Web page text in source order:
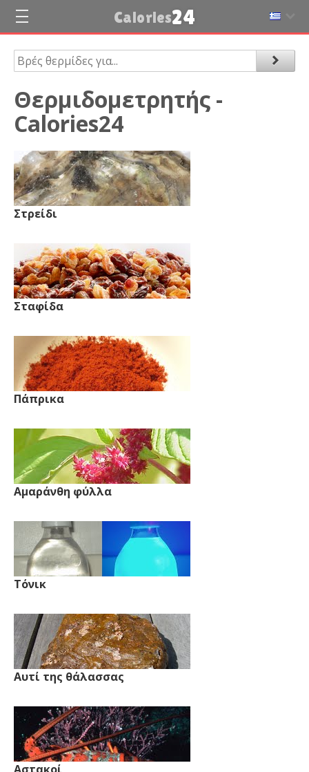
Calories24
Θερμιδομετρητής -
Calories24
Στρείδι
Σταφίδα
Πάπρικα
Αμαράνθη φύλλα
Τόνικ
Αυτί της θάλασσας